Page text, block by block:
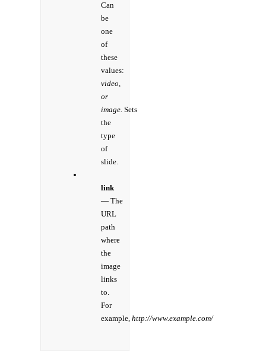
Can
be
one
of
these
values:
video,
or
image.Sets
the
type
of
slide.
link
— The
URL
path
where
the
image
links
to.
For
example,http://www.example.com/